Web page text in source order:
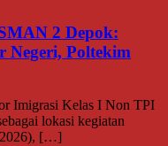
2 Depok:
Negeri, Poltekim
Imigrasi Kelas I Non TPI
lokasi kegiatan
2026), […]